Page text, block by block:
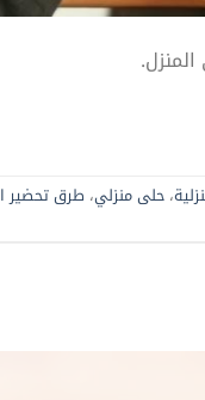
، حلى منزلي، طرق تحضير